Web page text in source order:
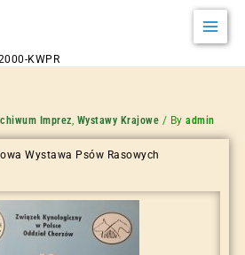
KWPR
Imprez, Wystawy Krajowe / Byadmin
Wystawa Psów Rasowych